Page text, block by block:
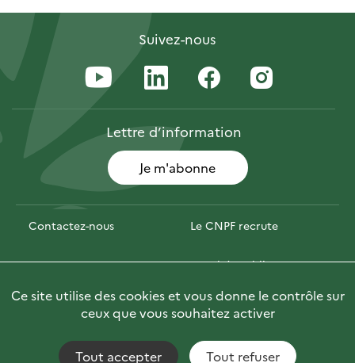
Suivez-nous
Lettred’information
Je m'abonne
Contactez-nous Le CNPF recrute
Espace presse Marchés publics
PhotoFor Briefly in English
Ce site utilise des cookies et vous donne le contrôle sur
ceux que vous souhaitez activer
Tout accepter Tout refuser